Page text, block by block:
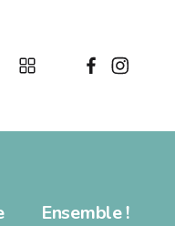
Ensemble !